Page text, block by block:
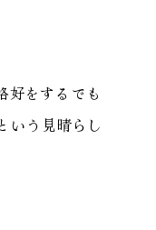
好をするでも
いう見晴らし